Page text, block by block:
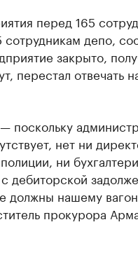
перед 165
депо,
закрыто,
перестал отвечать
поскольку
нет ни
ни
дебиторской
должны нашему
прокурора